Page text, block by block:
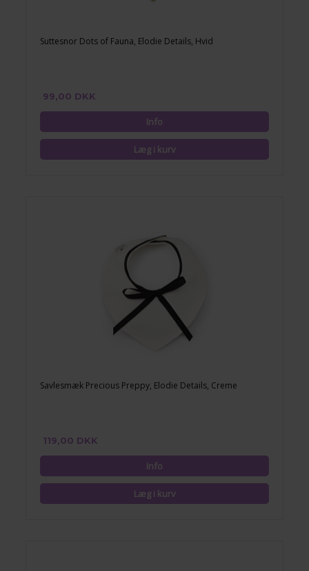
Suttesnor Dots of Fauna, Elodie Details, Hvid
99,00 DKK
Savlesmæk Precious Preppy, Elodie Details, Creme
119,00 DKK